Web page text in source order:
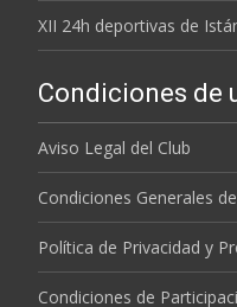
XII 24h deportivas de
Condiciones de
Aviso Legal del Club
Condiciones Generales
Política de Privacidad y
Condiciones de